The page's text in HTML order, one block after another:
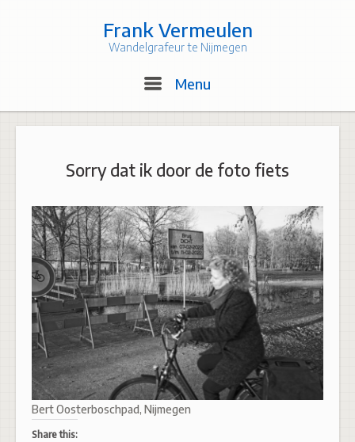
Frank Vermeulen
Wandelgrafeur te Nijmegen
Menu
Sorry dat ik door de foto fiets
Bert Oosterboschpad, Nijmegen
Share this: